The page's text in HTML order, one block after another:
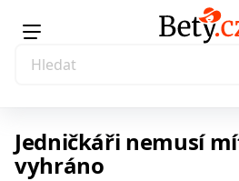
Jedničkáři nemusí
vyhráno